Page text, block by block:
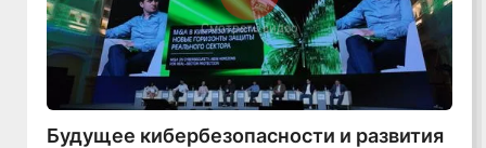
Смотреть видео
Будущее кибербезопасности и развития